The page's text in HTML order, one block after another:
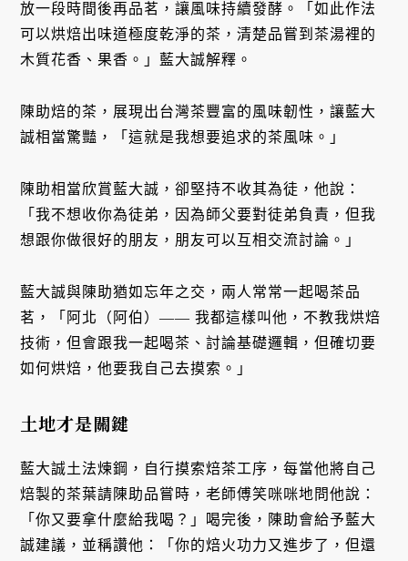
放一段時間後再品茗，讓風味持續發酵。「如此作法
可以烘焙出味道極度乾淨的茶，清楚品嘗到茶湯裡的
木質花香、果香。」藍大誠解釋。
陳助焙的茶，展現出台灣茶豐富的風味韌性，讓藍大
誠相當驚豔，「這就是我想要追求的茶風味。」
陳助相當欣賞藍大誠，卻堅持不收其為徒，他說：
「我不想收你為徒弟，因為師父要對徒弟負責，但我
想跟你做很好的朋友，朋友可以互相交流討論。」
藍大誠與陳助猶如忘年之交，兩人常常一起喝茶品
茗，「阿北（阿伯）—— 我都這樣叫他，不教我烘焙
技術，但會跟我一起喝茶、討論基礎邏輯，但確切要
如何烘焙，他要我自己去摸索。」
土地才是關鍵
藍大誠土法煉鋼，自行摸索焙茶工序，每當他將自己
焙製的茶葉請陳助品嘗時，老師傅笑咪咪地問他說：
「你又要拿什麼給我喝？」喝完後，陳助會給予藍大
誠建議，並稱讚他：「你的焙火功力又進步了，但還